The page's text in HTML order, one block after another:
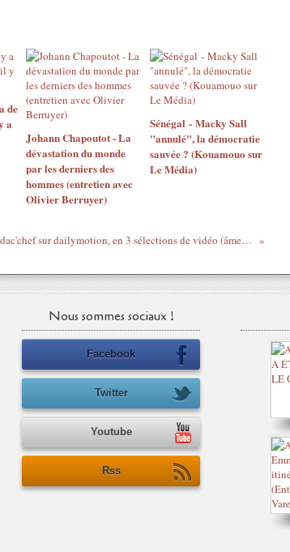
de
a
Johann Chapoutot - La
dévastation du monde
par les derniers des
hommes (entretien avec
Olivier Berruyer)
Sénégal - Macky Sall
"annulé", la démocratie
sauvée ? (Kouamouo sur
Le Média)
Didier Super, rédac'chef sur dailymotion, en 3 sélections de vidéo (âmes sensibles s'abstenir)
Nous sommes sociaux !
Facebook
Twitter
Youtube
Rss